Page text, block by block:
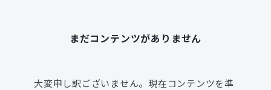
まだコンテンツがありません
大変申し訳ございません。現在コンテンツを準